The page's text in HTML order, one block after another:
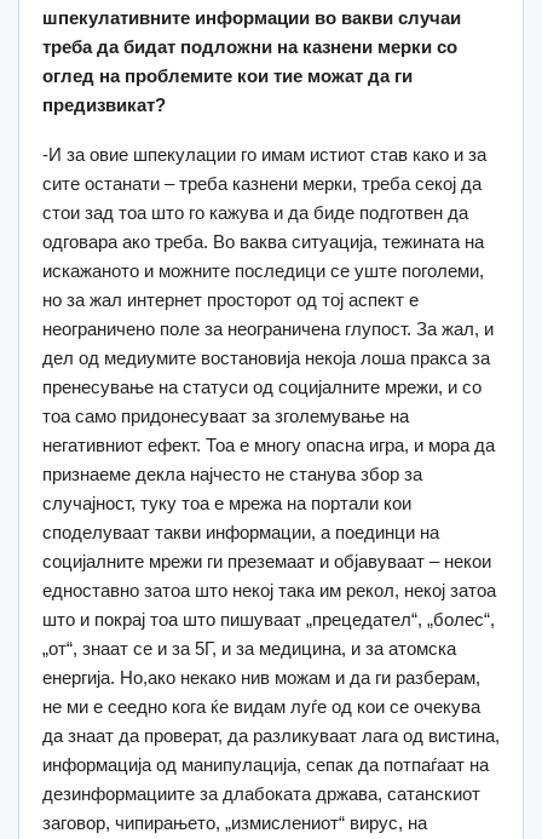
шпекулативните информации во вакви случаи
треба да бидат подложни на казнени мерки со
оглед на проблемите кои тие можат да ги
предизвикат?
-И за овие шпекулации го имам истиот став како и за
сите останати – треба казнени мерки, треба секој да
стои зад тоа што го кажува и да биде подготвен да
одговара ако треба. Во ваква ситуација, тежината на
искажаното и можните последици се уште поголеми,
но за жал интернет просторот од тој аспект е
неограничено поле за неограничена глупост. За жал, и
дел од медиумите востановија некоја лоша пракса за
пренесување на статуси од социјалните мрежи, и со
тоа само придонесуваат за зголемување на
негативниот ефект. Тоа е многу опасна игра, и мора да
признаеме декла најчесто не станува збор за
случајност, туку тоа е мрежа на портали кои
споделуваат такви информации, а поединци на
социјалните мрежи ги преземаат и објавуваат – некои
едноставно затоа што некој така им рекол, некој затоа
што и покрај тоа што пишуваат „прецедател“, „болес“,
„от“, знаат се и за 5Г, и за медицина, и за атомска
енергија. Но,ако некако нив можам и да ги разберам,
не ми е сеедно кога ќе видам луѓе од кои се очекува
да знаат да проверат, да разликуваат лага од вистина,
информација од манипулација, сепак да потпаѓаат на
дезинформациите за длабоката држава, сатанскиот
заговор, чипирањето, „измислениот“ вирус, на